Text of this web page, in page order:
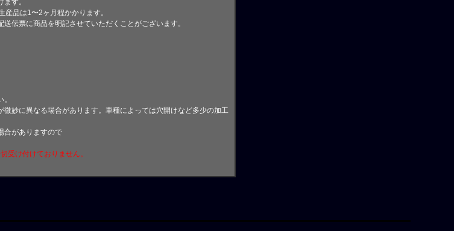
産品は1〜2ヶ月程かかります。
伝票に商品を明記させていただくことがございます。
妙に異なる場合があります。車種によっては穴開けなど多少の加工
合がありますので
受け付けておりません。